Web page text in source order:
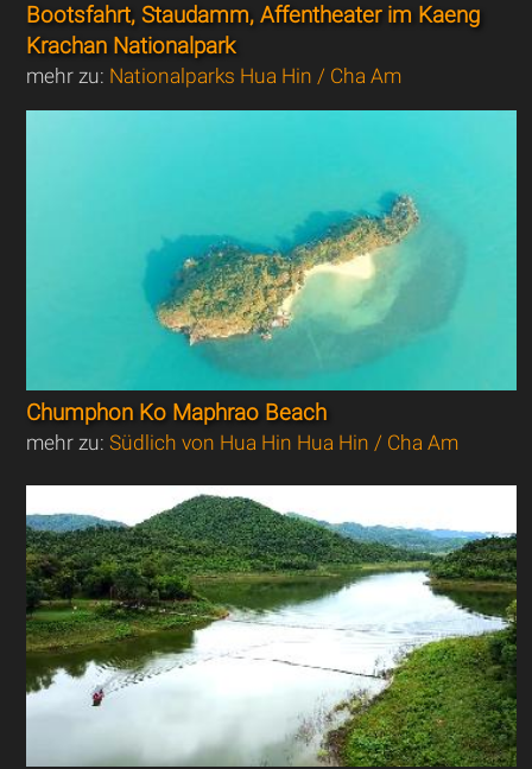
Bootsfahrt, Staudamm, Affentheater im Kaeng
Krachan Nationalpark
mehr zu: Nationalparks Hua Hin / Cha Am
Chumphon Ko Maphrao Beach
mehr zu:Südlich von Hua Hin Hua Hin / Cha Am